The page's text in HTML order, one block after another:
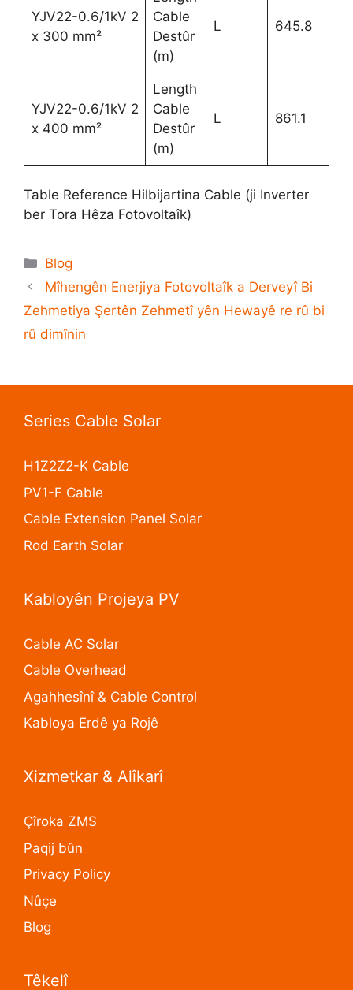
YJV22-0.6/1kV 2
x 300 mm²
Cable
Destûr
(m)
L 645.8
YJV22-0.6/1kV 2
x 400 mm²
Length
Cable
Destûr
(m)
L 861.1
Table Reference Hilbijartina Cable (ji Inverter
ber Tora Hêza Fotovoltaîk)
Blog
Mîhengên Enerjiya Fotovoltaîk a Derveyî Bi
Zehmetiya Şertên Zehmetî yên Hewayê re rû bi
rû dimînin
Series Cable Solar
H1Z2Z2-K Cable
PV1-F Cable
Cable Extension Panel Solar
Rod Earth Solar
Kabloyên Projeya PV
Cable AC Solar
Cable Overhead
Agahhesînî & Cable Control
Kabloya Erdê ya Rojê
Xizmetkar & Alîkarî
Çîroka ZMS
Paqij bûn
Privacy Policy
Nûçe
Blog
Têkelî